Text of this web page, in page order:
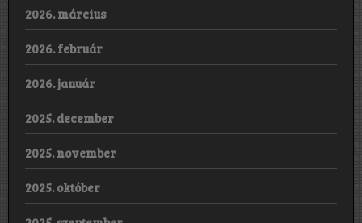
2026. március
2026. február
2026. január
2025. december
2025. november
2025. október